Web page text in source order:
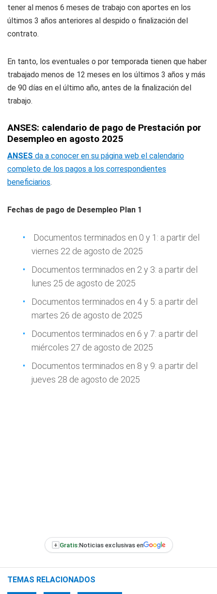
tener al menos 6 meses de trabajo con aportes en los
últimos 3 años anteriores al despido o finalización del
contrato.
En tanto, los eventuales o por temporada tienen que haber
trabajado menos de 12 meses en los últimos 3 años y más
de 90 días en el último año, antes de la finalización del
trabajo.
ANSES: calendario de pago de Prestación por
Desempleo en agosto 2025
ANSES da a conocer en su página web el calendario
completo de los pagos a los correspondientes
beneficiarios.
Fechas de pago de Desempleo Plan 1
Documentos terminados en 0 y 1: a partir del
viernes 22 de agosto de 2025
Documentos terminados en 2 y 3: a partir del
lunes 25 de agosto de 2025
Documentos terminados en 4 y 5: a partir del
martes 26 de agosto de 2025
Documentos terminados en 6 y 7: a partir del
miércoles 27 de agosto de 2025
Documentos terminados en 8 y 9: a partir del
jueves 28 de agosto de 2025
+ Gratis:Noticias exclusivas en
TEMAS RELACIONADOS